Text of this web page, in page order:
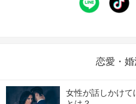
恋愛・婚
女性が話しかけて